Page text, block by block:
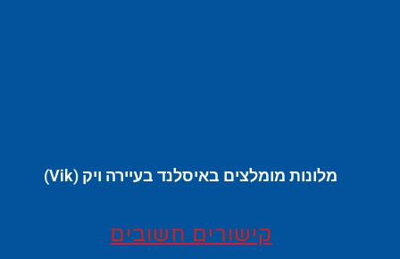
מלונות מומלצים באיסלנד בעיירה ויק (Vik)
קישורים חשובים